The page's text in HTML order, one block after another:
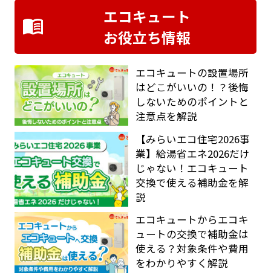
エコキュート
お役立ち情報
エコキュートの設置場所
はどこがいいの！？後悔
しないためのポイントと
注意点を解説
【みらいエコ住宅2026事
業】給湯省エネ2026だけ
じゃない！エコキュート
交換で使える補助金を解
説
エコキュートからエコキ
ュートの交換で補助金は
使える？対象条件や費用
をわかりやすく解説